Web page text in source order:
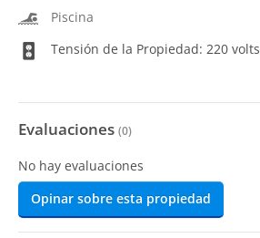
Piscina
Tensión de la Propiedad: 220 volts
Evaluaciones (0)
No hay evaluaciones
Opinar sobre esta propiedad